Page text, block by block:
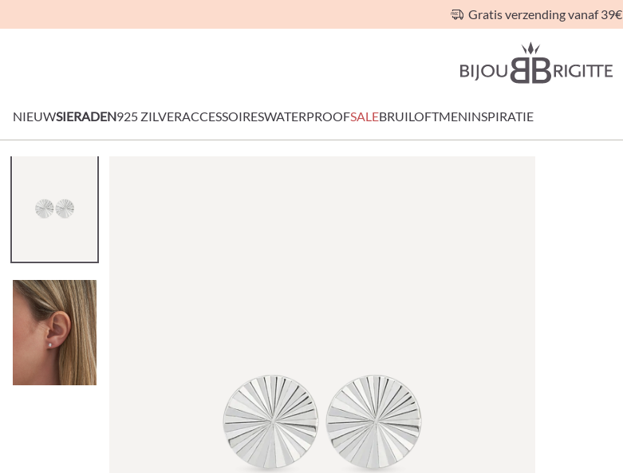
Gratis verzending vanaf 39€
NIEUWSIERADEN925 ZILVERACCESSOIRESWATERPROOFSALEBRUILOFTMENINSPIRATIE